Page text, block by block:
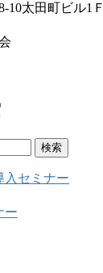
10太田町ビル1Ｆ
入セミナー
ー